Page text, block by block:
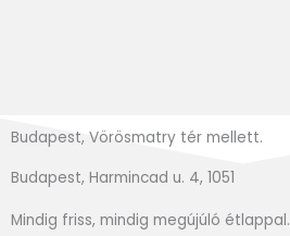
Budapest, Vörösmatry tér mellett.
Budapest, Harmincad u. 4, 1051
Mindig friss, mindig megújúló étlappal.